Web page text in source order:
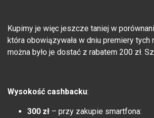
Kupimy je więc jeszcze taniej w
która obowiązywała w dniu premiery tych
można było je dostać z rabatem 200 zł.
Wysokość cashbacku:
300 zł – przy zakupie smartfona: